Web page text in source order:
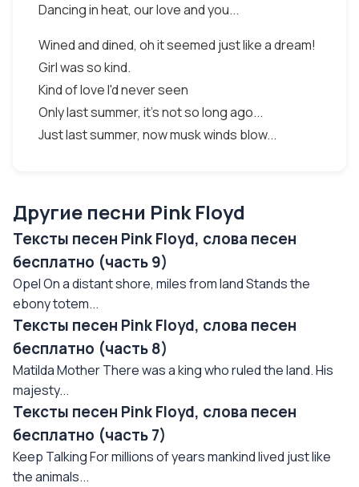
Dancing in heat, our love and you...
Wined and dined, oh it seemed just like a dream!
Girl was so kind.
Kind of love I'd never seen
Only last summer, it's not so long ago...
Just last summer, now musk winds blow...
Другие песни Pink Floyd
Тексты песен Pink Floyd, слова песен
бесплатно (часть 9)
Opel On a distant shore, miles from land Stands the
ebony totem...
Тексты песен Pink Floyd, слова песен
бесплатно (часть 8)
Matilda Mother There was a king who ruled the land. His
majesty...
Тексты песен Pink Floyd, слова песен
бесплатно (часть 7)
Keep Talking For millions of years mankind lived just like
the animals...